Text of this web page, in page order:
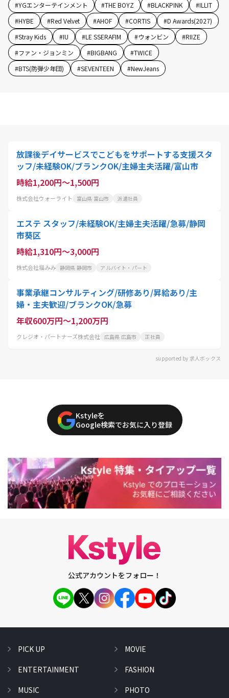
#YGエンターテインメント #THE BOYZ #BLACKPINK #ILLIT
#HYBE #Red Velvet #AHOF #CORTIS #D Awards(2027)
#Stray Kids #IU #LE SSERAFIM #ウォンビン #RIIZE
#ファン・ジョンミン #BIGBANG #TWICE
#BTS(防弾少年団) #SEVENTEEN #NewJeans
放課後デイサービスでこどもをサポートする支援スタ
ッフ/未経験OK/ブランクOK/主婦主夫活躍/富山市
時給1,200円～1,500円
株式会社ウォーライト 富山県 富山市 派遣社員
エステ スタッフ/未経験OK/主婦主夫活躍/急募/静岡
市葵区
時給1,310円～3,000円
株式会社福みみ 静岡県 静岡市 アルバイト・パート
事業承継コンサルティング/研修あり/昇給あり/主
婦・主夫歓迎/ブランクOK/急募
年収600万円～1,200万円
クレジオ・パートナーズ株式会社 広島県 広島市 正社員
supported by 求人ボックス
Kstyleを
Google検索でお気に入り登録
公式アカウントをフォロー！
PICK UP
ENTERTAINMENT
MUSIC
MOVIE
FASHION
PHOTO